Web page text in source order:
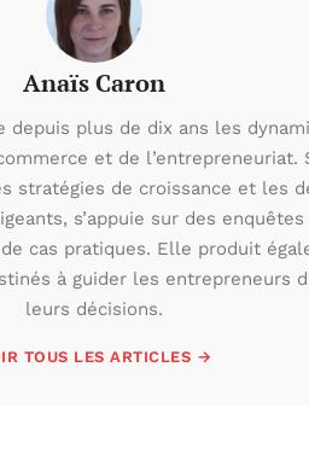
Anaïs Caron
depuis plus de dix ans les
et de l’entrepreneuriat.
stratégies de croissance et les
s’appuie sur des enquêtes
cas pratiques. Elle produit
à guider les entrepreneurs
leurs décisions.
TOUS LES ARTICLES →